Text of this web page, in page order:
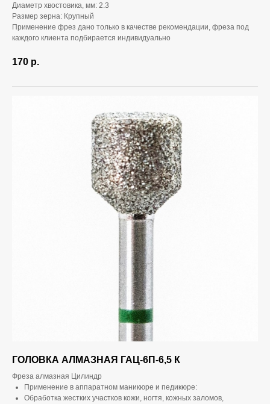
Диаметр хвостовика, мм: 2.3
Размер зерна: Крупный
Применение фрез дано только в качестве рекомендации, фреза под
каждого клиента подбирается индивидуально
170 р.
ГОЛОВКА АЛМАЗНАЯ ГАЦ-6П-6,5 К
Фреза алмазная Цилиндр
Применение в аппаратном маникюре и педикюре:
Обработка жестких участков кожи, ногтя, кожных заломов,